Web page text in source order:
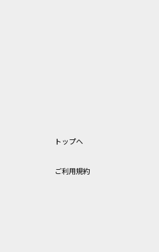
トップへ
ご利用規約